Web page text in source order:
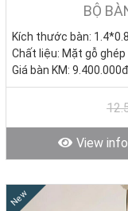
BỘ
Kích thước bàn:
Chất liệu: Mặt gỗ ghép
Giá bàn KM:
Giá ghế KM:
Giá trọn bộ 4 ghế:
View info
New